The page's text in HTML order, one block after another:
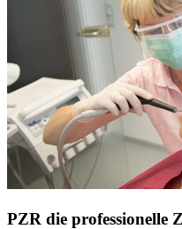
PZR die professionelle